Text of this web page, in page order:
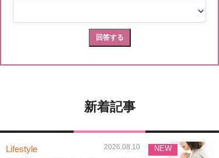
新着記事
Lifestyle 2026.08.10 NEW